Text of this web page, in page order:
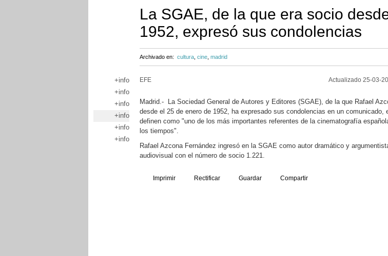
La SGAE, de la que era socio
1952, expresó sus condolencias
Archivado en: cultura cine madrid
+info
+info
+info
+info
+info
+info
EFE Actualizado 25-03-
Madrid.- La Sociedad General de Autores y Editores (SGAE), de la que Rafael
desde el 25 de enero de 1952, ha expresado sus condolencias en un comunicado,
definen como "uno de los más importantes referentes de la cinematografía
los tiempos".
Rafael Azcona Fernández ingresó en la SGAE como autor dramático y
audiovisual con el número de socio 1.221.
Imprimir Rectificar Guardar Compartir